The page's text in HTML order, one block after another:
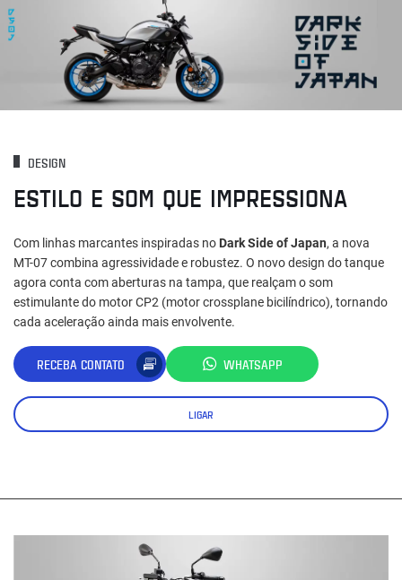
DESIGN
ESTILO E SOM QUE IMPRESSIONA
Com linhas marcantes inspiradas no Dark Side of Japan, a nova
MT-07 combina agressividade e robustez. O novo design do tanque
agora conta com aberturas na tampa, que realçam o som
estimulante do motor CP2 (motor crossplane bicilíndrico), tornando
cada aceleração ainda mais envolvente.
RECEBA CONTATO WHATSAPP
LIGAR